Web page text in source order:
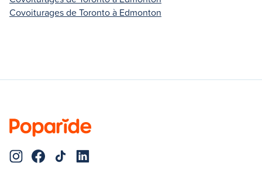
Covoiturages de Toronto à Edmonton